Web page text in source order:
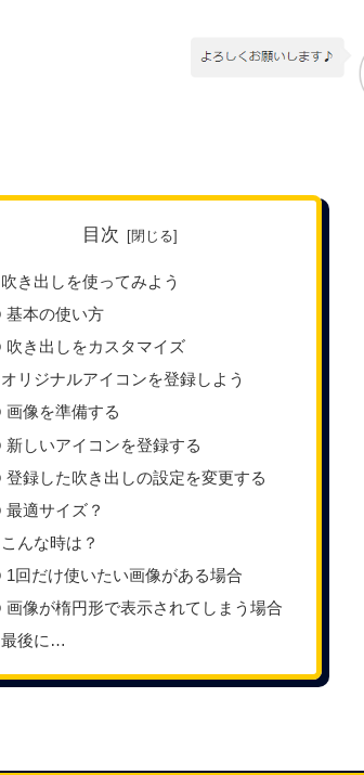
目次
吹き出しを使ってみよう
基本の使い方
吹き出しをカスタマイズ
オリジナルアイコンを登録しよう
画像を準備する
新しいアイコンを登録する
登録した吹き出しの設定を変更する
最適サイズ？
こんな時は？
1回だけ使いたい画像がある場合
画像が楕円形で表示されてしまう場合
最後に…